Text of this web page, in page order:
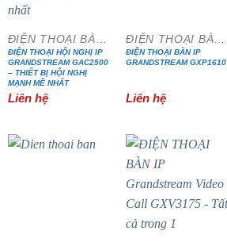
ĐIỆN THOẠI HỘI NGHỊ IP
GRANDSTREAM GAC2500
– THIẾT BỊ HỘI NGHỊ
MẠNH MẼ NHẤT
Liên hệ
ĐIỆN THOẠI BÀN IP
GRANDSTREAM GXP1610
Liên hệ